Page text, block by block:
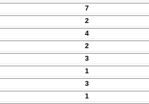
7
2
4
2
3
1
3
1